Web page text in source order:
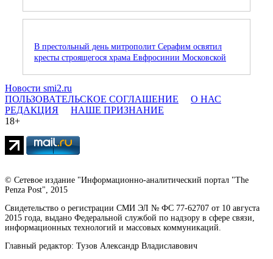
В престольный день митрополит Серафим освятил
кресты строящегося храма Евфросинии Московской
Новости smi2.ru
ПОЛЬЗОВАТЕЛЬСКОЕ СОГЛАШЕНИЕ
О НАС
РЕДАКЦИЯ
НАШЕ ПРИЗНАНИЕ
18+
© Сетевое издание "Информационно-аналитический портал "The
Penza Post", 2015
Свидетельство о регистрации СМИ ЭЛ № ФС 77-62707 от 10 августа
2015 года, выдано Федеральной службой по надзору в сфере связи,
информационных технологий и массовых коммуникаций.
Главный редактор: Тузов Александр Владиславович